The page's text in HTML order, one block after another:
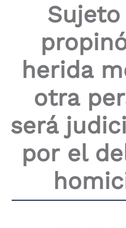
herida
otra
será
por el